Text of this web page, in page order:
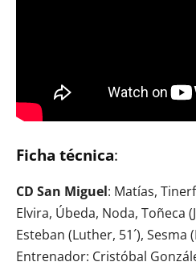
Ficha técnica:
CD San Miguel: Matías,
Elvira, Úbeda, Noda, Toñeca
Esteban (Luther, 51´), Sesma
Entrenador: Cristóbal